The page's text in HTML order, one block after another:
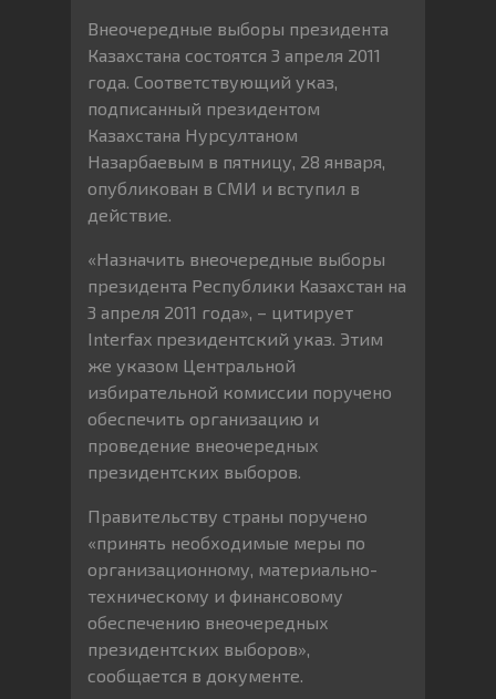
Внеочередные выборы президента
Казахстана состоятся 3 апреля 2011
года. Соответствующий указ,
подписанный президентом
Казахстана Нурсултаном
Назарбаевым в пятницу, 28 января,
опубликован в СМИ и вступил в
действие.
«Назначить внеочередные выборы
президента Республики Казахстан на
3 апреля 2011 года», – цитирует
Interfax президентский указ. Этим
же указом Центральной
избирательной комиссии поручено
обеспечить организацию и
проведение внеочередных
президентских выборов.
Правительству страны поручено
«принять необходимые меры по
организационному, материально-
техническому и финансовому
обеспечению внеочередных
президентских выборов»,
сообщается в документе.